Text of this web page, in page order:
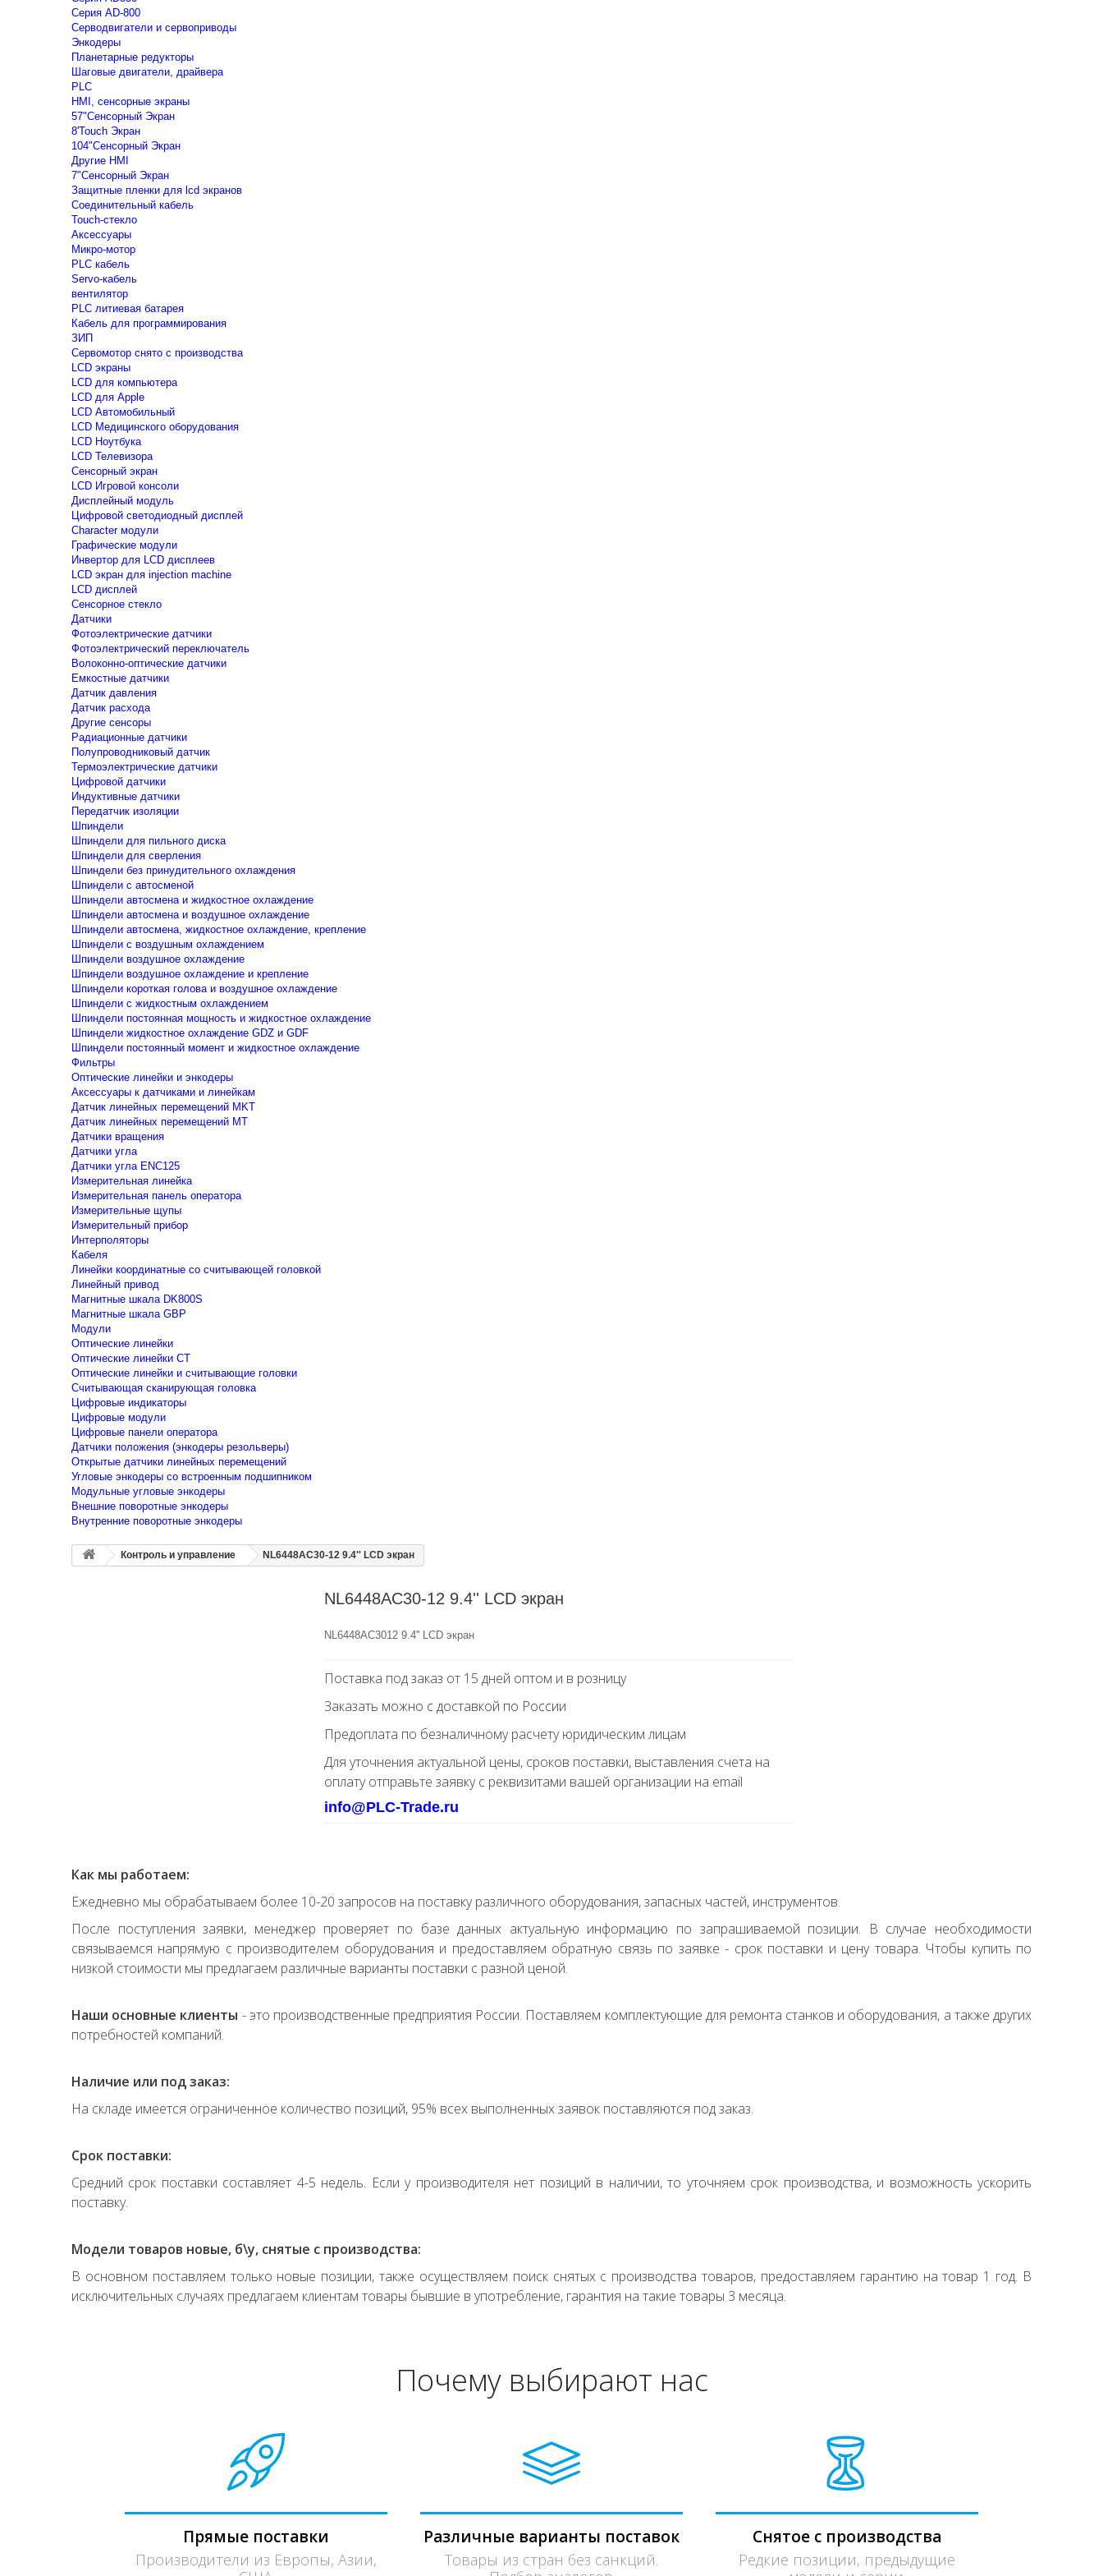
Серия AD-800
Серводвигатели и сервоприводы
Энкодеры
Планетарные редукторы
Шаговые двигатели, драйвера
PLC
HMI, сенсорные экраны
57"Сенсорный Экран
8'Touch Экран
104"Сенсорный Экран
Другие HMI
7"Сенсорный Экран
Защитные пленки для lcd экранов
Соединительный кабель
Touch-стекло
Аксессуары
Микро-мотор
PLC кабель
Servo-кабель
вентилятор
PLC литиевая батарея
Кабель для программирования
ЗИП
Сервомотор снято с производства
LCD экраны
LCD для компьютера
LCD для Apple
LCD Автомобильный
LCD Медицинского оборудования
LCD Ноутбука
LCD Телевизора
Сенсорный экран
LCD Игровой консоли
Дисплейный модуль
Цифровой светодиодный дисплей
Сharacter модули
Графические модули
Инвертор для LCD дисплеев
LCD экран для injection machine
LCD дисплей
Сенсорное стекло
Датчики
Фотоэлектрические датчики
Фотоэлектрический переключатель
Волоконно-оптические датчики
Емкостные датчики
Датчик давления
Датчик расхода
Другие сенсоры
Радиационные датчики
Полупроводниковый датчик
Термоэлектрические датчики
Цифровой датчики
Индуктивные датчики
Передатчик изоляции
Шпиндели
Шпиндели для пильного диска
Шпиндели для сверления
Шпиндели без принудительного охлаждения
Шпиндели с автосменой
Шпиндели автосмена и жидкостное охлаждение
Шпиндели автосмена и воздушное охлаждение
Шпиндели автосмена, жидкостное охлаждение, крепление
Шпиндели с воздушным охлаждением
Шпиндели воздушное охлаждение
Шпиндели воздушное охлаждение и крепление
Шпиндели короткая голова и воздушное охлаждение
Шпиндели с жидкостным охлаждением
Шпиндели постоянная мощность и жидкостное охлаждение
Шпиндели жидкостное охлаждение GDZ и GDF
Шпиндели постоянный момент и жидкостное охлаждение
Фильтры
Оптические линейки и энкодеры
Аксессуары к датчиками и линейкам
Датчик линейных перемещений MKT
Датчик линейных перемещений MT
Датчики вращения
Датчики угла
Датчики угла ENC125
Измерительная линейка
Измерительная панель оператора
Измерительные щупы
Измерительный прибор
Интерполяторы
Кабеля
Линейки координатные со считывающей головкой
Линейный привод
Магнитные шкала DK800S
Магнитные шкала GBP
Модули
Оптические линейки
Оптические линейки CT
Оптические линейки и считывающие головки
Считывающая сканирующая головка
Цифровые индикаторы
Цифровые модули
Цифровые панели оператора
Датчики положения (энкодеры резольверы)
Открытые датчики линейных перемещений
Угловые энкодеры со встроенным подшипником
Модульные угловые энкодеры
Внешние поворотные энкодеры
Внутренние поворотные энкодеры
Контроль и управление NL6448AC30-12 9.4'' LCD экран
NL6448AC30-12 9.4'' LCD экран
NL6448AC3012 9.4'' LCD экран
Поставка под заказ от 15 дней оптом и в розницу
Заказать можно с доставкой по России
Предоплата по безналичному расчету юридическим лицам
Для уточнения актуальной цены, сроков поставки, выставления счета на
оплату отправьте заявку с реквизитами вашей организации на email
info@PLC-Trade.ru
Как мы работаем:
Ежедневно мы обрабатываем более 10-20 запросов на поставку различного оборудования, запасных частей, инструментов.
После поступления заявки, менеджер проверяет по базе данных актуальную информацию по запрашиваемой позиции. В случае необходимости
связываемся напрямую с производителем оборудования и предоставляем обратную связь по заявке - срок поставки и цену товара. Чтобы купить по
низкой стоимости мы предлагаем различные варианты поставки с разной ценой.
Наши основные клиенты - это производственные предприятия России. Поставляем комплектующие для ремонта станков и оборудования, а также других
потребностей компаний.
Наличие или под заказ:
На складе имеется ограниченное количество позиций, 95% всех выполненных заявок поставляются под заказ.
Срок поставки:
Средний срок поставки составляет 4-5 недель. Если у производителя нет позиций в наличии, то уточняем срок производства, и возможность ускорить
поставку.
Модели товаров новые, б\у, снятые с производства:
В основном поставляем только новые позиции, также осуществляем поиск снятых с производства товаров, предоставляем гарантию на товар 1 год. В
исключительных случаях предлагаем клиентам товары бывшие в употребление, гарантия на такие товары 3 месяца.
Почему выбирают нас
Прямые поставки
Производители из Европы, Азии,
Различные варианты поставок
Товары из стран без санкций.
Снятое с производства
Редкие позиции, предыдущие